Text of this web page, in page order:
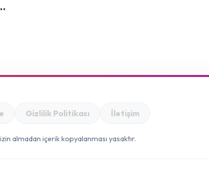
Gizlilik Politikası İletişim
almadan içerik kopyalanması yasaktır.